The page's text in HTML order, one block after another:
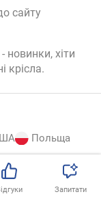
Запитати
сайту
новинки, хіти
крісла.
Польща
ВГОРУ